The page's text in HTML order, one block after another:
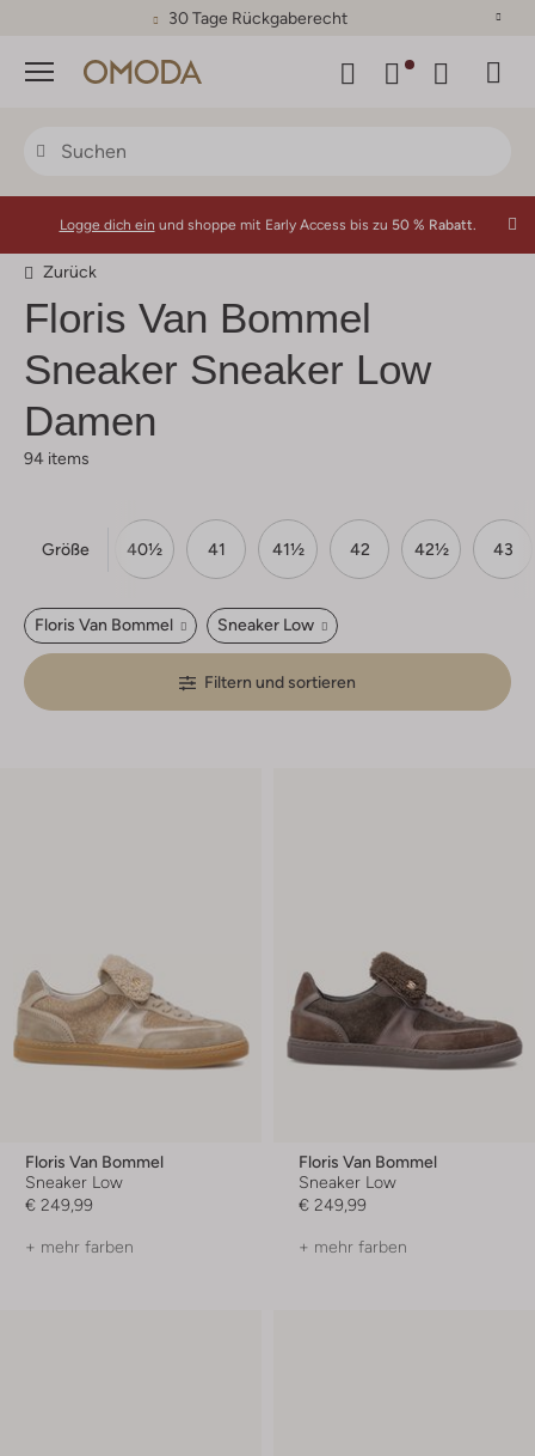
30 Tage Rückgaberecht
Menü
Logge dich ein und shoppe mit Early Access bis zu 50 % Rabatt.
Zurück
Floris Van Bommel
Sneaker Sneaker Low
Damen
94 items
Größe
40 40½ 41 41½ 42 42½ 43
Floris Van Bommel Sneaker Low
Filtern und sortieren
Floris Van Bommel
Sneaker Low
€ 249,99
+ mehr farben
Floris Van Bommel
Sneaker Low
€ 249,99
+ mehr farben